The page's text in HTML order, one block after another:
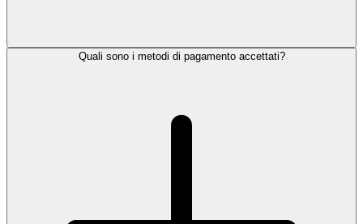
Quali sono i metodi di pagamento accettati?